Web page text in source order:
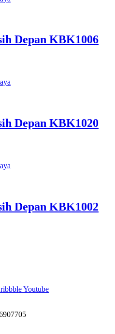
Depan KBK1006
Depan KBK1020
Depan KBK1002
Youtube